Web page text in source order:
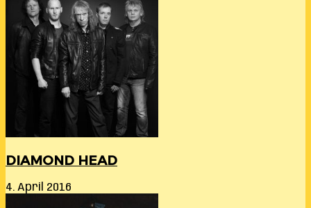
DIAMOND HEAD
4. April 2016